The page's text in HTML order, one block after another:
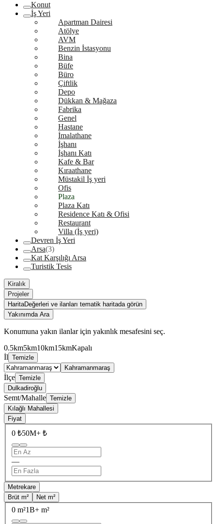
Konut
İş Yeri
Apartman Dairesi
Atölye
AVM
Benzin İstasyonu
Bina
Büfe
Büro
Çiftlik
Depo
Dükkan & Mağaza
Fabrika
Genel
Hastane
İmalathane
İşhanı
İşhanı Katı
Kafe & Bar
Kıraathane
Müstakil İş yeri
Ofis
Plaza
Plaza Katı
Residence Katı & Ofisi
Restaurant
Villa (İş yeri)
Devren İş Yeri
Arsa(3)
Kat Karşılığı Arsa
Turistik Tesis
Kiralık
Projeler
HaritaDeğerleri ve ilanları tematik haritada görün
Yakınımda Ara
Konumuna yakın ilanlar için yakınlık mesafesini seç.
0.5km5km10km15kmKapalı
İl Temizle
Kahramanmaraş
İlçe Temizle
Dulkadiroğlu
Semt/Mahalle Temizle
Kılağlı Mahallesi
Fiyat
0 ₺50M+ ₺
—
Metrekare
Brüt m²
Net m²
0 m²1B+ m²